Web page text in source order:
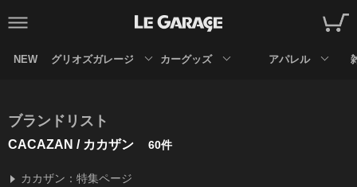
NEW グリオズガレージ カーグッズ アパレル
ブランドリスト
CACAZAN / カカザン 60件
カカザン：特集ページ